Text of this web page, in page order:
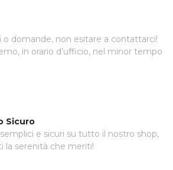
o domande, non esitare a contattarci!
in orario d’ufficio, nel minor tempo
Sicuro
e sicuri su tutto il nostro shop,
la serenità che meriti!